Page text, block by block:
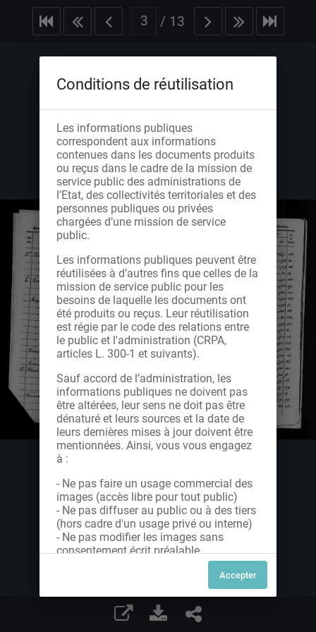
/ 13
Conditions de réutilisation
Les informations publiques
correspondent aux informations
contenues dans les documents produits
ou reçus dans le cadre de la mission de
service public des administrations de
l’Etat, des collectivités territoriales et des
personnes publiques ou privées
chargées d’une mission de service
public.
Les informations publiques peuvent être
réutilisées à d’autres fins que celles de la
mission de service public pour les
besoins de laquelle les documents ont
été produits ou reçus. Leur réutilisation
est régie par le code des relations entre
le public et l'administration (CRPA,
articles L. 300-1 et suivants).
Sauf accord de l’administration, les
informations publiques ne doivent pas
être altérées, leur sens ne doit pas être
dénaturé et leurs sources et la date de
leurs dernières mises à jour doivent être
mentionnées. Ainsi, vous vous engagez
à :
- Ne pas faire un usage commercial des
images (accès libre pour tout public)
- Ne pas diffuser au public ou à des tiers
(hors cadre d'un usage privé ou interne)
- Ne pas modifier les images sans
consentement écrit préalable
Dans le cas contraire, nous vous invitons
à nous contacter afin de solliciter le type
de Licence souhaitée parmi celles
proposées et le cas échéant, acquitter